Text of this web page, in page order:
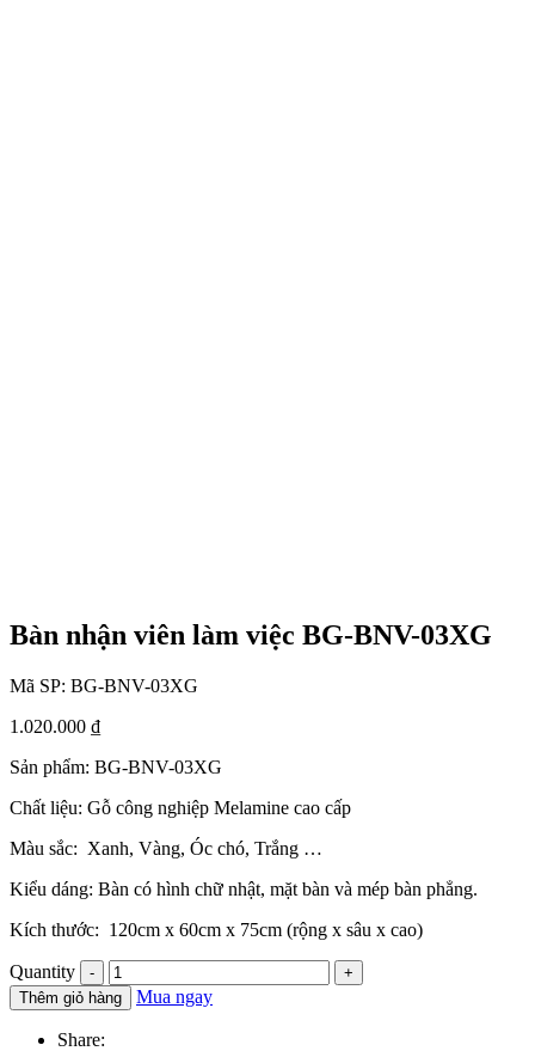
Bàn nhận viên làm việc BG-BNV-03XG
Mã SP: BG-BNV-03XG
1.020.000 ₫
Sản phẩm: BG-BNV-03XG
Chất liệu: Gỗ công nghiệp Melamine cao cấp
Màu sắc: Xanh, Vàng, Óc chó, Trắng …
Kiểu dáng: Bàn có hình chữ nhật, mặt bàn và mép bàn phẳng.
Kích thước: 120cm x 60cm x 75cm (rộng x sâu x cao)
Quantity
Thêm giỏ hàng Mua ngay
Share: